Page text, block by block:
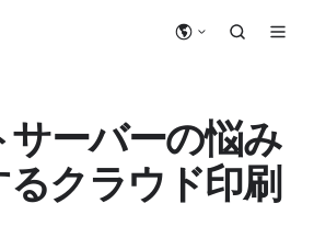
サーバーの悩み
クラウド印刷